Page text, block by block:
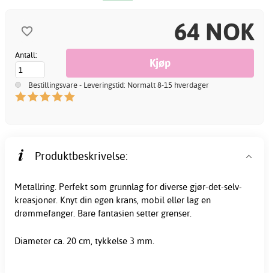
64 NOK
Antall:
Bestillingsvare - Leveringstid: Normalt 8-15 hverdager
Produktbeskrivelse:
Metallring. Perfekt som grunnlag for diverse gjør-det-selv-
kreasjoner. Knyt din egen krans, mobil eller lag en
drømmefanger. Bare fantasien setter grenser.
Diameter ca. 20 cm, tykkelse 3 mm.